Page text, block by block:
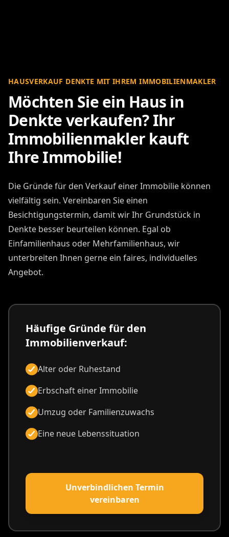
HAUSVERKAUF DENKTE MIT IHREM IMMOBILIENMAKLER
Möchten Sie ein Haus in
Denkte verkaufen? Ihr
Immobilienmakler kauft
Ihre Immobilie!
Die Gründe für den Verkauf einer Immobilie können
vielfältig sein. Vereinbaren Sie einen
Besichtigungstermin, damit wir Ihr Grundstück in
Denkte besser beurteilen können. Egal ob
Einfamilienhaus oder Mehrfamilienhaus, wir
unterbreiten Ihnen gerne ein faires, individuelles
Angebot.
Häufige Gründe für den
Immobilienverkauf:
Alter oder Ruhestand
Erbschaft einer Immobilie
Umzug oder Familienzuwachs
Eine neue Lebenssituation
Unverbindlichen Termin
vereinbaren